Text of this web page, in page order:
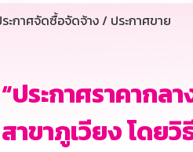
ะกาศจัดซื้อจัดจ้าง / ประกาศขาย
“ประกาศราคากล
สาขาภูเวียง โดย